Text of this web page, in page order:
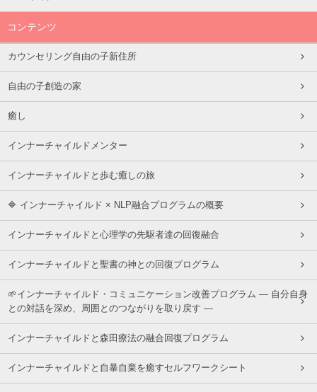
コンテンツ
カウンセリング自由の子新住所
自由の子創造の家
癒し
インナーチャイルドメンター
インナーチャイルドと歩む癒しの旅
🔷 インナーチャイルド × NLP融合プログラムの概要
インナーチャイルドと心理学の先駆者達の回復融合
インナーチャイルドと聖書の神との回復プログラム
🌱インナーチャイルド・コミュニケーション改善プログラム ― 自分自身
との対話を深め、周囲とのつながりを取り戻す ―
インナーチャイルドと森田療法の融合回復プログラム
インナーチャイルドと自暴自棄を癒すセルフワークシート